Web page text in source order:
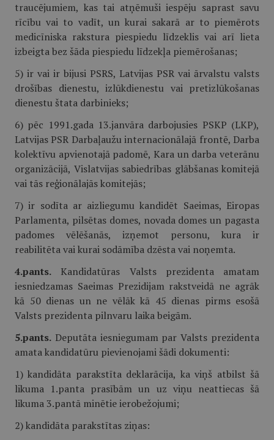
traucējumiem, kas tai atņēmuši iespēju saprast savu
rīcību vai to vadīt, un kurai sakarā ar to piemērots
medicīniska rakstura piespiedu līdzeklis vai arī lieta
izbeigta bez šāda piespiedu līdzekļa piemērošanas;
5) ir vai ir bijusi PSRS, Latvijas PSR vai ārvalstu valsts
drošības dienestu, izlūkdienestu vai pretizlūkošanas
dienestu štata darbinieks;
6) pēc 1991.gada 13.janvāra darbojusies PSKP (LKP),
Latvijas PSR Darbaļaužu internacionālajā frontē, Darba
kolektīvu apvienotajā padomē, Kara un darba veterānu
organizācijā, Vislatvijas sabiedrības glābšanas komitejā
vai tās reģionālajās komitejās;
7) ir sodīta ar aizliegumu kandidēt Saeimas, Eiropas
Parlamenta, pilsētas domes, novada domes un pagasta
padomes vēlēšanās, izņemot personu, kura ir
reabilitēta vai kurai sodāmība dzēsta vai noņemta.
4.pants. Kandidatūras Valsts prezidenta amatam
iesniedzamas Saeimas Prezidijam rakstveidā ne agrāk
kā 50 dienas un ne vēlāk kā 45 dienas pirms esošā
Valsts prezidenta pilnvaru laika beigām.
5.pants. Deputāta iesniegumam par Valsts prezidenta
amata kandidatūru pievienojami šādi dokumenti:
1) kandidāta parakstīta deklarācija, ka viņš atbilst šā
likuma 1.panta prasībām un uz viņu neattiecas šā
likuma 3.pantā minētie ierobežojumi;
2) kandidāta parakstītas ziņas: